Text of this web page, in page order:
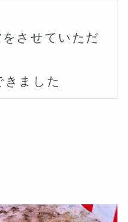
させていただ